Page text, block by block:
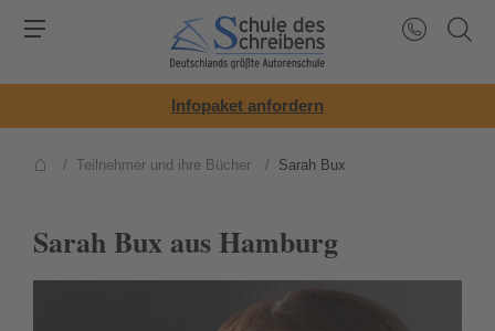
Infopaket anfordern
/ Teilnehmer und ihre Bücher / Sarah Bux
Sarah Bux aus Hamburg